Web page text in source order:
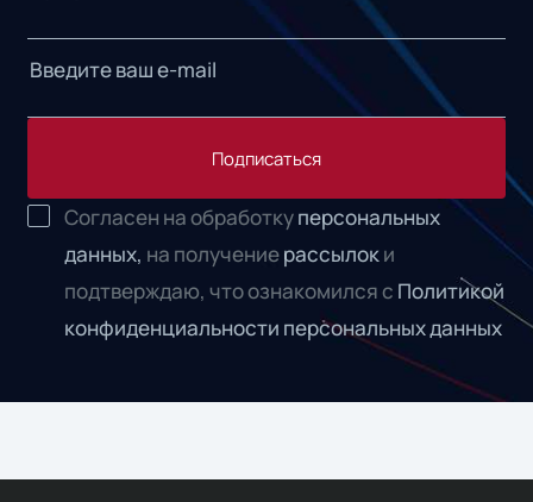
Подписаться
Согласен на обработкуперсональных
данных, на получениерассылоки
подтверждаю, что ознакомился с Политикой
конфиденциальности персональных данных